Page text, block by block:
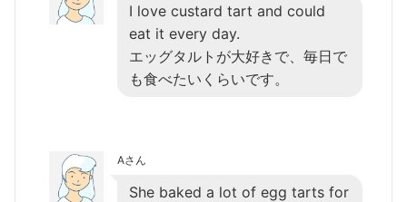
I love custard tart and could
eat it every day.
エッグタルトが大好きで、毎日で
も食べたいくらいです。
Aさん
She baked a lot of egg tarts for